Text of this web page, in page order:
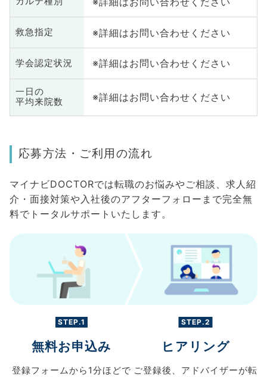
救急指定 ※詳細はお問い合わせください
学会認定状況 ※詳細はお問い合わせください
一日の
平均来院数
※詳細はお問い合わせください
応募方法・ご利用の流れ
マイナビDOCTORでは転職のお悩みやご相談、求人紹
介・面接対策や入社後のアフターフォローまで完全無
料でトータルサポートいたします。
STEP.1
無料お申込み
登録フォームから 1分ほどで
STEP.2
ヒアリング
ご登録後、 アドバイザーが転